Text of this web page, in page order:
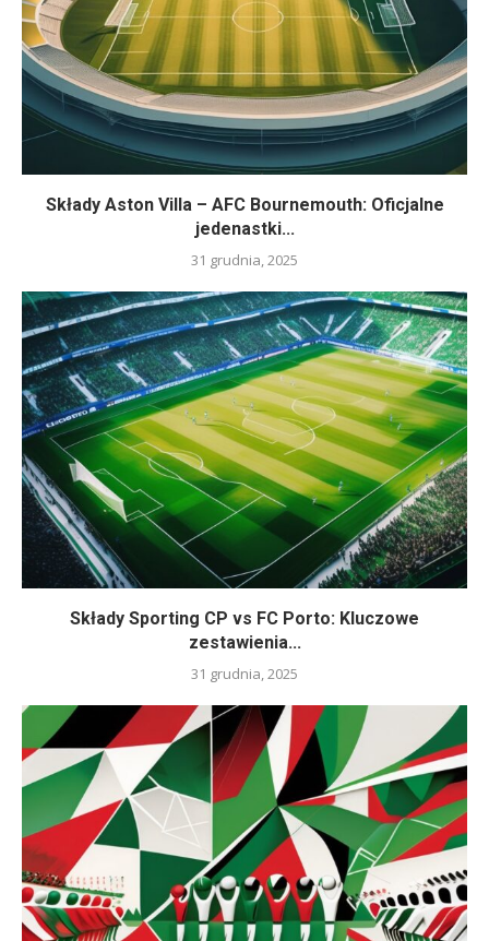
Składy Aston Villa – AFC Bournemouth: Oficjalne
jedenastki...
31 grudnia, 2025
Składy Sporting CP vs FC Porto: Kluczowe
zestawienia...
31 grudnia, 2025